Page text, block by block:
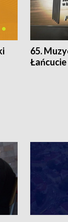
65.
Łańcucie